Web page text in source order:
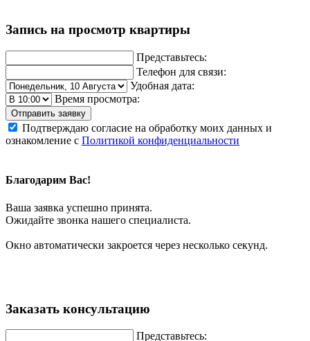
Запись на просмотр квартиры
Представьтесь:
Телефон для связи:
Удобная дата:
Время просмотра:
Отправить заявку
Подтверждаю согласие на обработку моих данных и
ознакомление с Политикой конфиденциальности
Благодарим Вас!
Ваша заявка успешно принята.
Ожидайте звонка нашего специалиста.
Окно автоматически закроется через несколько секунд.
Заказать консультацию
Представьтесь: